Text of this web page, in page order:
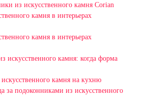
из искусственного камня Corian
камня в интерьерах
камня в интерьерах
искусственного камня: когда форма
камня на кухню
за подоконниками из искусственного